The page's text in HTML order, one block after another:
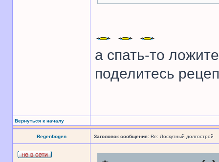
а спать-то
поделитесь
Вернуться к началу
Regenbogen Заголовок сообщения: Re: Лоскутный долгострой